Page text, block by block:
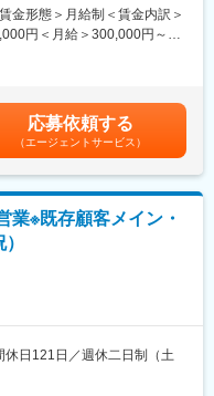
る店舗
用の衣類や靴、入浴用い
を取り扱います
てリネンサービス（タオル
ング）を提供する会社
な雰囲気です
り、2024年度入社者で
代理店との関係構築や新規開
室、研究機関などを訪問
担当サポートあり）
の周知
がございます。
知識と営業の研修を行うと
スタイルで、スケジュール
金形態＞月給制＜賃金内訳＞
円＜月給＞300,000円～
）年収1200万円 入社5年目
与2回）賃金はあくまでも目
る可能性があります。月給
応募依頼する
（エージェントサービス）
業※既存顧客メイン・
日121日／週休二日制（土